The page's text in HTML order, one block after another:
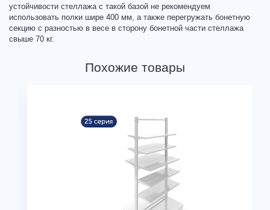
устойчивости стеллажа с такой базой не рекомендуем
использовать полки шире 400 мм, а также перегружать бонетную
секцию с разностью в весе в сторону бонетной части стеллажа
свыше 70 кг.
Похожие товары